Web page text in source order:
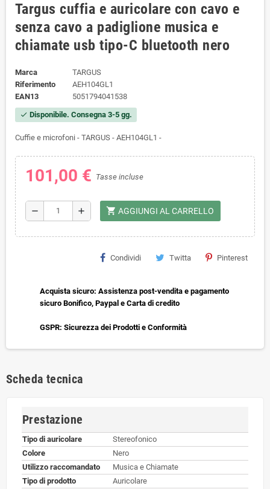
Targus cuffia e auricolare con cavo e
senza cavo a padiglione musica e
chiamate usb tipo-C bluetooth nero
Marca
TARGUS
Riferimento
AEH104GL1
EAN13
5051794041538
check Disponibile. Consegna 3-5 gg.
Cuffie e microfoni - TARGUS - AEH104GL1 -
101,00 € Tasse incluse
remove add shopping_cart AGGIUNGI AL CARRELLO
Condividi Twitta Pinterest
Acquista sicuro: Assistenza post-vendita e pagamento
sicuro Bonifico, Paypal e Carta di credito
GSPR: Sicurezza dei Prodotti e Conformità
Scheda tecnica
Prestazione
Tipo di auricolare
Stereofonico
Colore
Nero
Utilizzo raccomandato
Musica e Chiamate
Tipo di prodotto
Auricolare